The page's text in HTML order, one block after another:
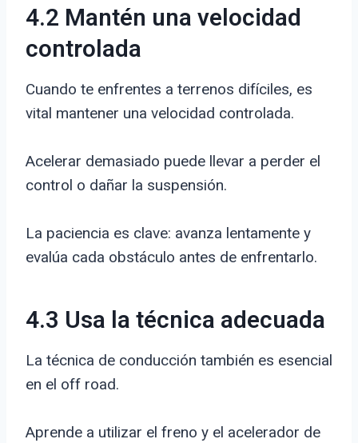
4.2 Mantén una velocidad
controlada
Cuando te enfrentes a terrenos difíciles, es
vital mantener una velocidad controlada.
Acelerar demasiado puede llevar a perder el
control o dañar la suspensión.
La paciencia es clave: avanza lentamente y
evalúa cada obstáculo antes de enfrentarlo.
4.3 Usa la técnica adecuada
La técnica de conducción también es esencial
en el off road.
Aprende a utilizar el freno y el acelerador de